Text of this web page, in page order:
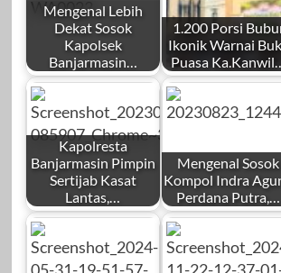
Mengenal Lebih
Dekat Sosok
Kapolsek
Banjarmasin…
1.200 Porsi
Ikonik Warnai
Puasa Ka.Kanwil…
Kapolresta
Banjarmasin Pimpin
Sertijab Kasat
Lantas,…
Mengenal Sosok
Kompol Indra
Perdana Putra,…